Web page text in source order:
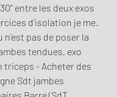
entre les deux exos
d’isolation je me.
pas de poser la
tendues, exo
triceps - Acheter des
Sdt jambes